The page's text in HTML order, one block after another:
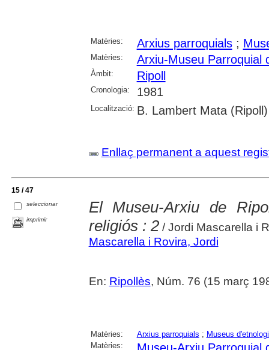
Matèries: Arxius parroquials;
Matèries: Arxiu-Museu Parroquial
Àmbit: Ripoll
Cronologia: 1981
Localització: B. Lambert Mata (Ripoll)
Enllaç permanent a aquest
15 / 47
seleccionar
imprimir
El Museu-Arxiu de
religiós : 2/ Jordi Mascarella i
Mascarella i Rovira, Jordi
En: Ripollès, Núm. 76 (15 març
Matèries: Arxius parroquials ; Museus
Matèries: